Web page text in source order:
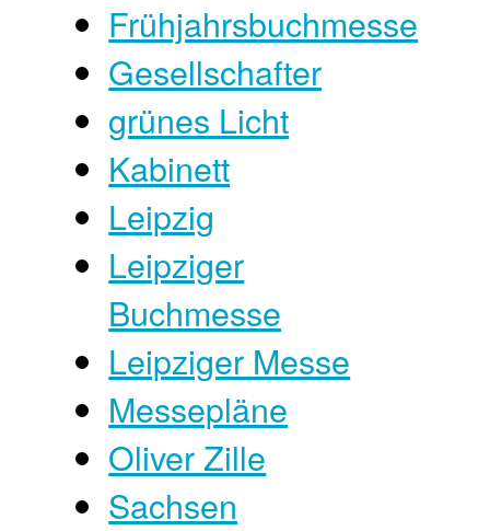
Frühjahrsbuchmesse
Gesellschafter
grünes Licht
Kabinett
Leipzig
Leipziger
Buchmesse
Leipziger Messe
Messepläne
Oliver Zille
Sachsen